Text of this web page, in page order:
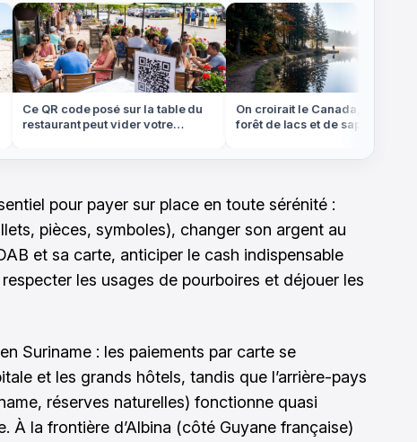
Ce QR code posé sur la table du
restaurant peut vider votre
On croirait le Canada, mais cette
forêt de lacs et de sapins est dans
pour payer sur place en toute sérénité :
pièces, symboles), changer son argent au
et sa carte, anticiper le cash indispensable
les usages de pourboires et déjouer les
Suriname : les paiements par carte se
et les grands hôtels, tandis que l’arrière-pays
réserves naturelles) fonctionne quasi
À la frontière d’Albina (côté Guyane française)